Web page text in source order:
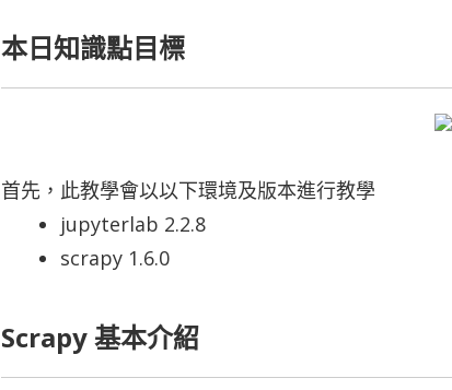
本日知識點目標
首先，此教學會以以下環境及版本進行教學
jupyterlab 2.2.8
scrapy 1.6.0
Scrapy 基本介紹